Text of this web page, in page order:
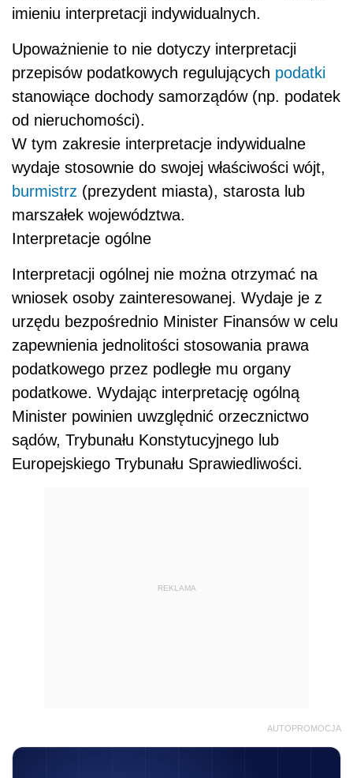
imieniu interpretacji indywidualnych.
Upoważnienie to nie dotyczy interpretacji
przepisów podatkowych regulujących podatki
stanowiące dochody samorządów (np. podatek
od nieruchomości).
W tym zakresie interpretacje indywidualne
wydaje stosownie do swojej właściwości wójt,
burmistrz (prezydent miasta), starosta lub
marszałek województwa.
Interpretacje ogólne
Interpretacji ogólnej nie można otrzymać na
wniosek osoby zainteresowanej. Wydaje je z
urzędu bezpośrednio Minister Finansów w celu
zapewnienia jednolitości stosowania prawa
podatkowego przez podległe mu organy
podatkowe. Wydając interpretację ogólną
Minister powinien uwzględnić orzecznictwo
sądów, Trybunału Konstytucyjnego lub
Europejskiego Trybunału Sprawiedliwości.
REKLAMA
AUTOPROMOCJA